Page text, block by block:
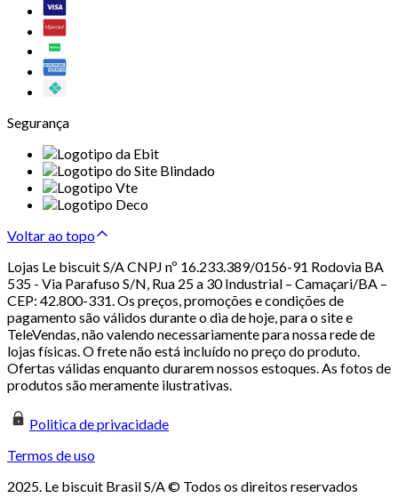
Segurança
Voltar ao topo
Lojas Le biscuit S/A CNPJ nº 16.233.389/0156-91 Rodovia BA
535 - Via Parafuso S/N, Rua 25 a 30 Industrial – Camaçari/BA –
CEP: 42.800-331. Os preços, promoções e condições de
pagamento são válidos durante o dia de hoje, para o site e
TeleVendas, não valendo necessariamente para nossa rede de
lojas físicas. O frete não está incluído no preço do produto.
Ofertas válidas enquanto durarem nossos estoques. As fotos de
produtos são meramente ilustrativas.
Politica de privacidade
Termos de uso
2025. Le biscuit Brasil S/A © Todos os direitos reservados